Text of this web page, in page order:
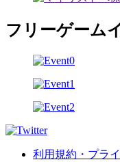
フリーゲーム
利用規約・プラ